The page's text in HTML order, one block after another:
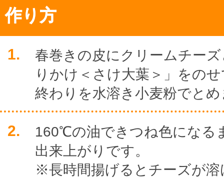
作り方
1.
春巻きの皮にクリームチー
りかけ＜さけ大葉＞」をの
終わりを水溶き小麦粉でと
2.
160℃の油できつね色になる
出来上がりです。
※長時間揚げるとチーズが溶